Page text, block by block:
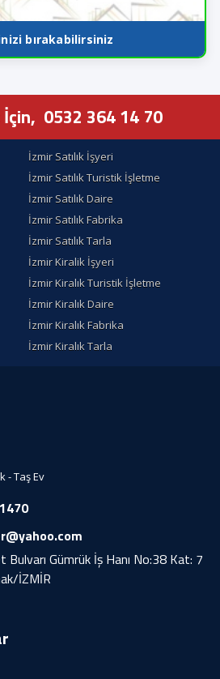
bırakabilirsiniz
0532 364 14 70
İzmir Satılık İşyeri
İzmir Satılık Turistik İşletme
İzmir Satılık Daire
İzmir Satılık Fabrika
İzmir Satılık Tarla
İzmir Kiralik İşyeri
İzmir Kiralık Turistik İşletme
İzmir Kiralık Daire
İzmir Kiralık Fabrika
İzmir Kiralık Tarla
- Taş Ev
Bulvarı Gümrük İş Hanı No:38 Kat: 7
İZMİR